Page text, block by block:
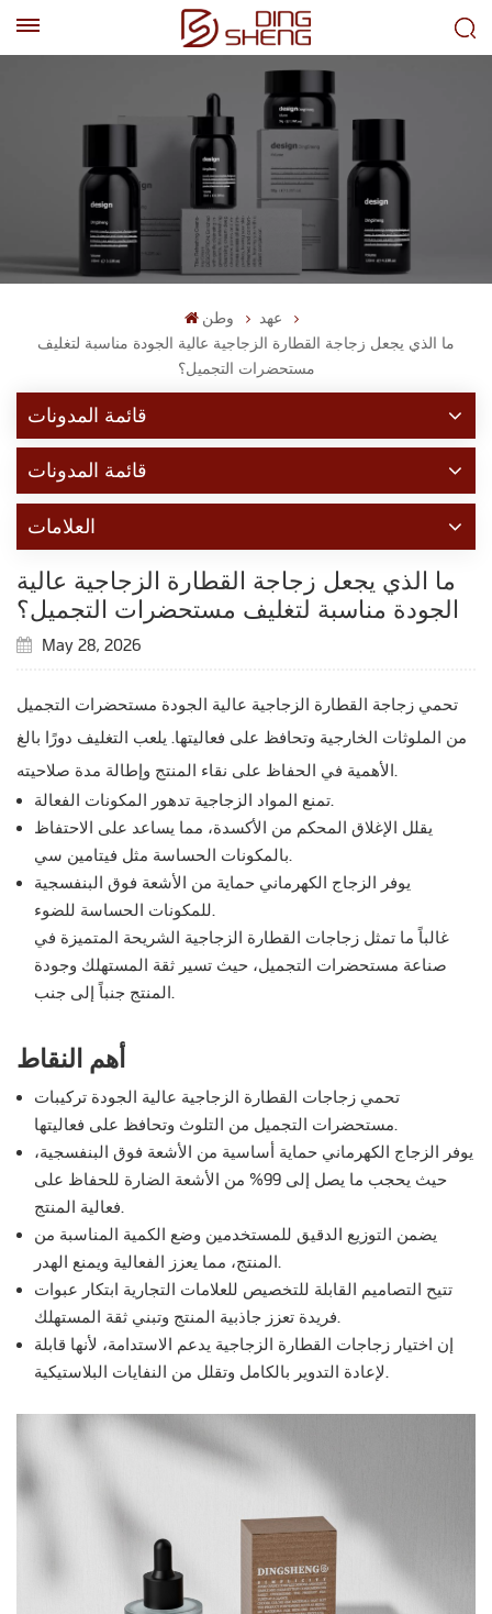
وطن
عهد
ما الذي يجعل زجاجة القطارة الزجاجية عالية الجودة مناسبة لتغليف
مستحضرات التجميل؟
قائمة المدونات
قائمة المدونات
العلامات
ما الذي يجعل زجاجة القطارة الزجاجية عالية
الجودة مناسبة لتغليف مستحضرات التجميل؟
May 28, 2026
تحمي زجاجة القطارة الزجاجية عالية الجودة مستحضرات التجميل
من الملوثات الخارجية وتحافظ على فعاليتها. يلعب التغليف دورًا بالغ
الأهمية في الحفاظ على نقاء المنتج وإطالة مدة صلاحيته.
تمنع المواد الزجاجية تدهور المكونات الفعالة.
يقلل الإغلاق المحكم من الأكسدة، مما يساعد على الاحتفاظ
بالمكونات الحساسة مثل فيتامين سي.
يوفر الزجاج الكهرماني حماية من الأشعة فوق البنفسجية
للمكونات الحساسة للضوء.
غالباً ما تمثل زجاجات القطارة الزجاجية الشريحة المتميزة في
صناعة مستحضرات التجميل، حيث تسير ثقة المستهلك وجودة
المنتج جنباً إلى جنب.
أهم النقاط
تحمي زجاجات القطارة الزجاجية عالية الجودة تركيبات
مستحضرات التجميل من التلوث وتحافظ على فعاليتها.
يوفر الزجاج الكهرماني حماية أساسية من الأشعة فوق البنفسجية،
حيث يحجب ما يصل إلى 99% من الأشعة الضارة للحفاظ على
فعالية المنتج.
يضمن التوزيع الدقيق للمستخدمين وضع الكمية المناسبة من
المنتج، مما يعزز الفعالية ويمنع الهدر.
تتيح التصاميم القابلة للتخصيص للعلامات التجارية ابتكار عبوات
فريدة تعزز جاذبية المنتج وتبني ثقة المستهلك.
إن اختيار زجاجات القطارة الزجاجية يدعم الاستدامة، لأنها قابلة
لإعادة التدوير بالكامل وتقلل من النفايات البلاستيكية.